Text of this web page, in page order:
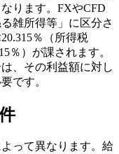
ります。FXやCFD
雑所得等」に区分さ
％（所得税
％）が課されます。
、その利益額に対し
です。
って異なります。給